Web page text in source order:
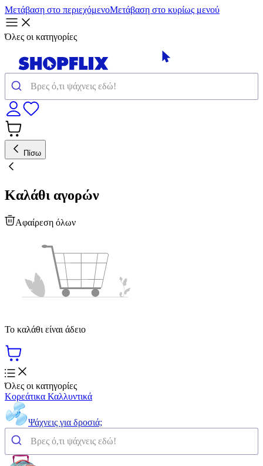
Μετάβαση στο περιεχόμενοΜετάβαση στο κυρίως μενού
Όλες οι κατηγορίες
Πίσω
Καλάθι αγορών
Αφαίρεση όλων
Το καλάθι είναι άδειο
Όλες οι κατηγορίες
Κορεάτικα Καλλυντικά
Ψάχνεις για δροσιά;